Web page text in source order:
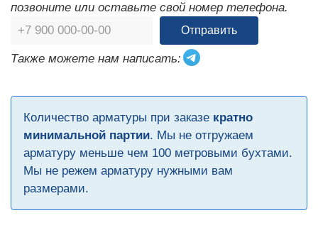
позвоните или оставьте свой номер телефона.
Отправить
Также можете нам написать:
Количество арматуры при заказе кратно
минимальной партии. Мы не отгружаем
арматуру меньше чем 100 метровыми бухтами.
Мы не режем арматуру нужными вам
размерами.